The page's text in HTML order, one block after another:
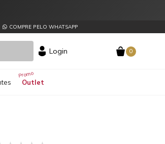
COMPRE PELO WHATSAPP
Login 0
Outlet